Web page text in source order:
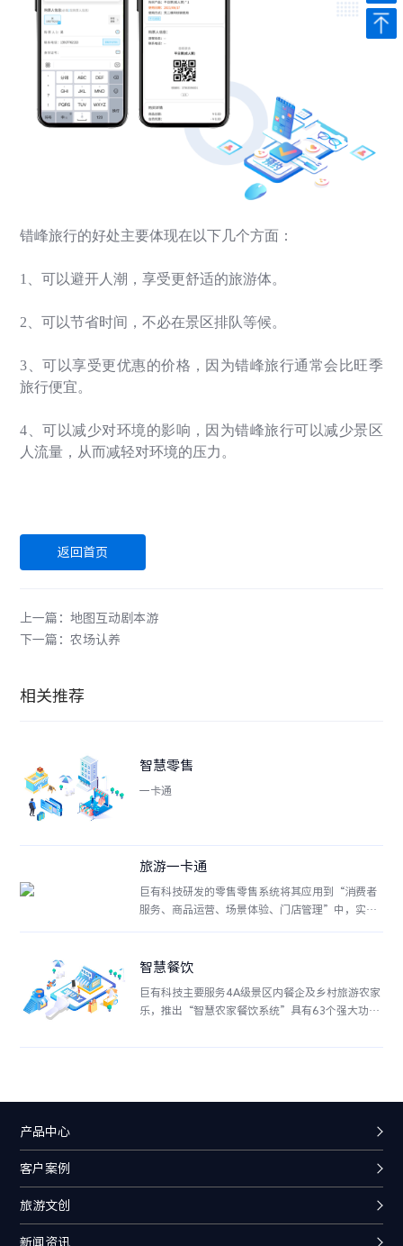
错峰旅行的好处主要体现在以下几个方面：
1 、可以避开人潮，享受更舒适的旅游体。
2 、可以节省时间，不必在景区排队等候。
3 、可以享受更优惠的价格，因为错峰旅行通常会比旺季
旅行便宜。
4 、可以减少对环境的影响，因为错峰旅行可以减少景区
人流量，从而减轻对环境的压力。
返回首页
上一篇：地图互动剧本游
下一篇：农场认养
相关推荐
智慧零售
一卡通
旅游一卡通
巨有科技研发的零售零售系统将其应用到“消费者
服务、商品运营、场景体验、门店管理”中，实现
智慧餐饮
巨有科技主要服务4A级景区内餐企及乡村旅游农家
乐，推出“智慧农家餐饮系统”具有63个强大功
点餐收银，排队叫号、会员充值、外卖自提、外卖
产品中心
客户案例
旅游文创
新闻资讯